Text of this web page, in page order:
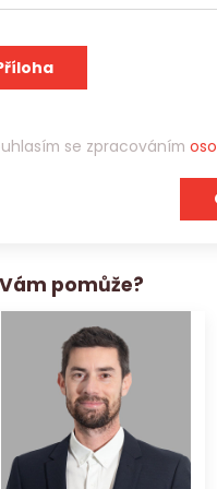
se těší na spolupráci s
se zpracováním
pomůže?